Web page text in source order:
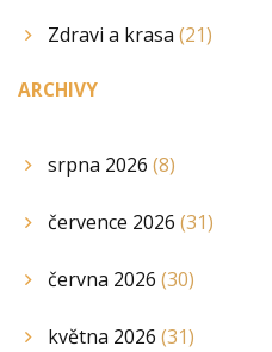
Zdravi a krasa (21)
ARCHIVY
srpna 2026 (8)
července 2026 (31)
června 2026 (30)
května 2026 (31)